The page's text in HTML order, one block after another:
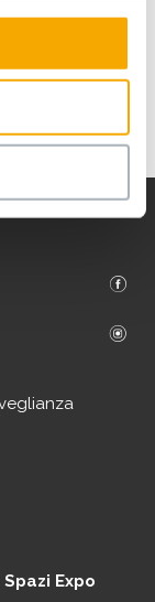
Expo